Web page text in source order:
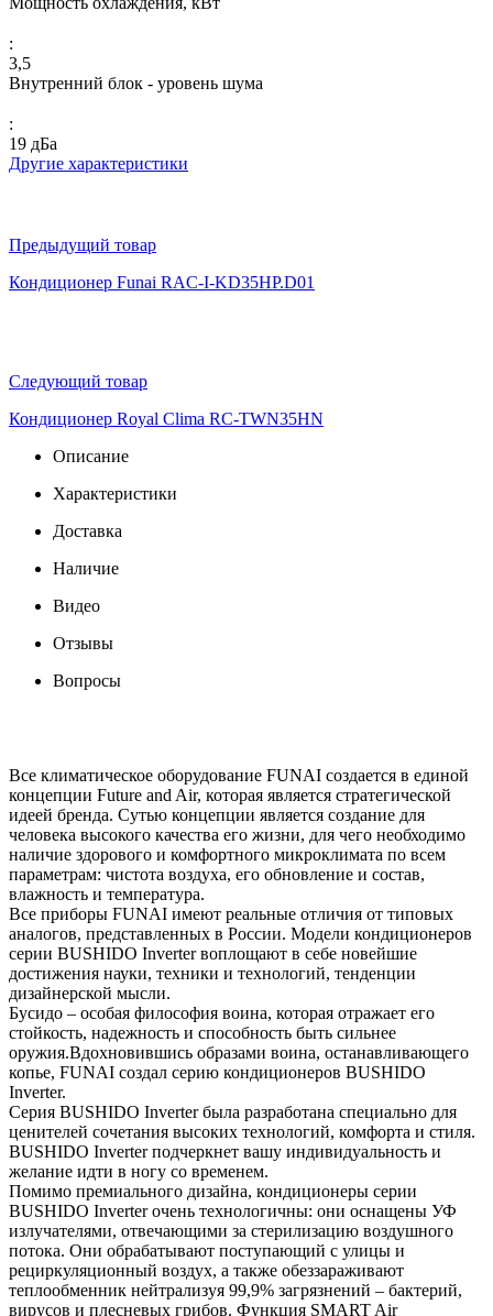
:
3,5
Внутренний блок - уровень шума
:
19 дБа
Другие характеристики
Предыдущий товар
Кондиционер Funai RAC-I-KD35HP.D01
Следующий товар
Кондиционер Royal Clima RC-TWN35HN
Описание
Характеристики
Доставка
Наличие
Видео
Отзывы
Вопросы
Все климатическое оборудование FUNAI создается в единой
концепции Future and Air, которая является стратегической
идеей бренда. Сутью концепции является создание для
человека высокого качества его жизни, для чего необходимо
наличие здорового и комфортного микроклимата по всем
параметрам: чистота воздуха, его обновление и состав,
влажность и температура.
Все приборы FUNAI имеют реальные отличия от типовых
аналогов, представленных в России. Модели кондиционеров
серии BUSHIDO Inverter воплощают в себе новейшие
достижения науки, техники и технологий, тенденции
дизайнерской мысли.
Бусидо – особая философия воина, которая отражает его
стойкость, надежность и способность быть сильнее
оружия.Вдохновившись образами воина, останавливающего
копье, FUNAI создал серию кондиционеров BUSHIDO
Inverter.
Серия BUSHIDO Inverter была разработана специально для
ценителей сочетания высоких технологий, комфорта и стиля.
BUSHIDO Inverter подчеркнет вашу индивидуальность и
желание идти в ногу со временем.
Помимо премиального дизайна, кондиционеры серии
BUSHIDO Inverter очень технологичны: они оснащены УФ
излучателями, отвечающими за стерилизацию воздушного
потока. Они обрабатывают поступающий с улицы и
рециркуляционный воздух, а также обеззараживают
теплообменник нейтрализуя 99,9% загрязнений – бактерий,
вирусов и плесневых грибов. Функция SMART Air